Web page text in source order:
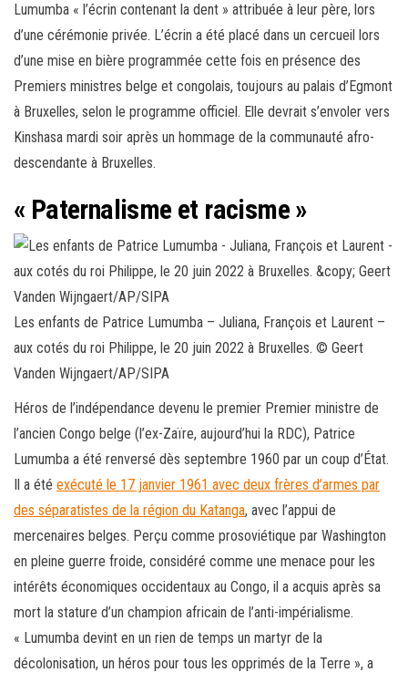
Lumumba « l’écrin contenant la dent » attribuée à leur père, lors
d’une cérémonie privée. L’écrin a été placé dans un cercueil lors
d’une mise en bière programmée cette fois en présence des
Premiers ministres belge et congolais, toujours au palais d’Egmont
à Bruxelles, selon le programme officiel. Elle devrait s’envoler vers
Kinshasa mardi soir après un hommage de la communauté afro-
descendante à Bruxelles.
« Paternalisme et racisme »
Les enfants de Patrice Lumumba – Juliana, François et Laurent –
aux cotés du roi Philippe, le 20 juin 2022 à Bruxelles. © Geert
Vanden Wijngaert/AP/SIPA
Héros de l’indépendance devenu le premier Premier ministre de
l’ancien Congo belge (l’ex-Zaïre, aujourd’hui la RDC), Patrice
Lumumba a été renversé dès septembre 1960 par un coup d’État.
Il a été exécuté le 17 janvier 1961 avec deux frères d’armes par
des séparatistes de la région du Katanga, avec l’appui de
mercenaires belges. Perçu comme prosoviétique par Washington
en pleine guerre froide, considéré comme une menace pour les
intérêts économiques occidentaux au Congo, il a acquis après sa
mort la stature d’un champion africain de l’anti-impérialisme.
« Lumumba devint en un rien de temps un martyr de la
décolonisation, un héros pour tous les opprimés de la Terre », a